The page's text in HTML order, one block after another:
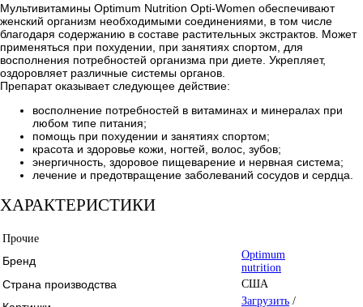
Мультивитамины Optimum Nutrition Opti-Women обеспечивают
женский организм необходимыми соединениями, в том числе
благодаря содержанию в составе растительных экстрактов. Может
применяться при похудении, при занятиях спортом, для
восполнения потребностей организма при диете. Укрепляет,
оздоровляет различные системы органов.
Препарат оказывает следующее действие:
восполнение потребностей в витаминах и минералах при
любом типе питания;
помощь при похудении и занятиях спортом;
красота и здоровье кожи, ногтей, волос, зубов;
энергичность, здоровое пищеварение и нервная система;
лечение и предотвращение заболеваний сосудов и сердца.
ХАРАКТЕРИСТИКИ
Прочие
Бренд
Optimum
nutrition
Страна производства США
Загрузить /